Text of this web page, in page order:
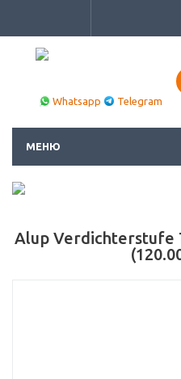
Whatsapp Telegram
МЕНЮ
Alup Verdichterstufe